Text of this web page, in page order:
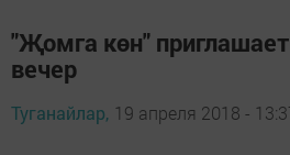
"Җомга көн"
вечер
Туганайлар, 19 апреля 2018 -